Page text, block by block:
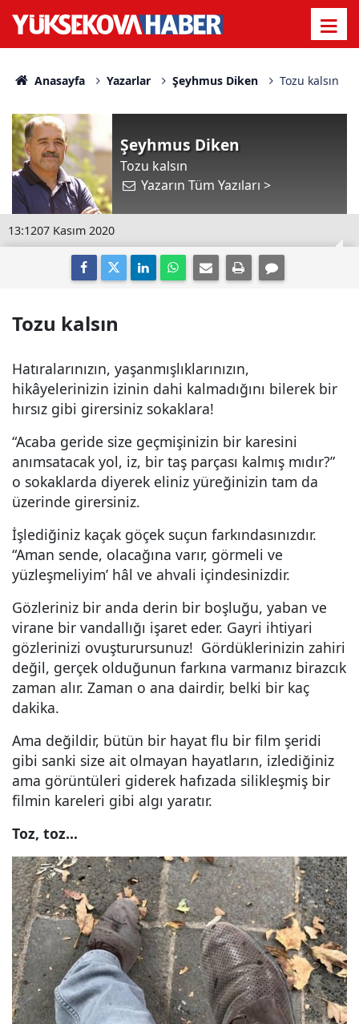
Anasayfa Yazarlar Şeyhmus Diken Tozu kalsın
Şeyhmus Diken
Tozu kalsın
Yazarın Tüm Yazıları >
13:1207 Kasım 2020
Tozu kalsın
Hatıralarınızın, yaşanmışlıklarınızın,
hikâyelerinizin izinin dahi kalmadığını bilerek bir
hırsız gibi girersiniz sokaklara!
“Acaba geride size geçmişinizin bir karesini
anımsatacak yol, iz, bir taş parçası kalmış mıdır?”
o sokaklarda diyerek eliniz yüreğinizin tam da
üzerinde girersiniz.
İşlediğiniz kaçak göçek suçun farkındasınızdır.
“Aman sende, olacağına varır, görmeli ve
yüzleşmeliyim’ hâl ve ahvali içindesinizdir.
Gözleriniz bir anda derin bir boşluğu, yaban ve
virane bir vandallığı işaret eder. Gayri ihtiyari
gözlerinizi ovuşturursunuz! Gördüklerinizin zahiri
değil, gerçek olduğunun farkına varmanız birazcık
zaman alır. Zaman o ana dairdir, belki bir kaç
dakika.
Ama değildir, bütün bir hayat flu bir film şeridi
gibi sanki size ait olmayan hayatların, izlediğiniz
ama görüntüleri giderek hafızada silikleşmiş bir
filmin kareleri gibi algı yaratır.
Toz, toz...